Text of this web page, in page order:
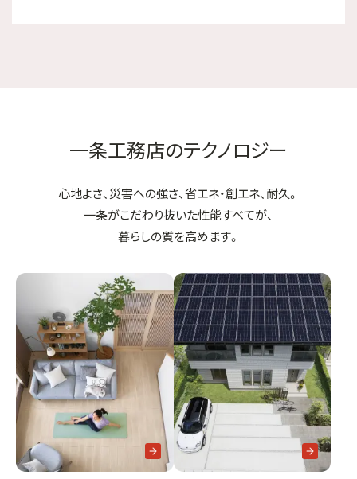
一条工務店のテクノロジー
心地よさ、災害への強さ、省エネ・創エネ、耐久。
一条がこだわり抜いた性能すべてが、
暮らしの質を高めます。